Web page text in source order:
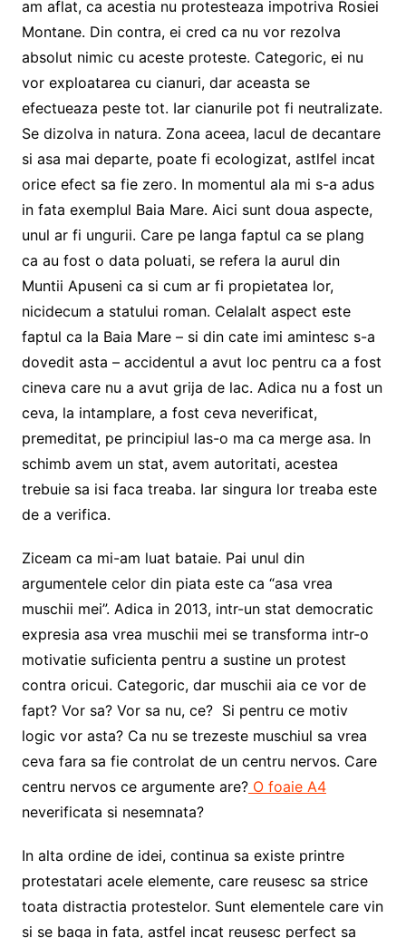
am aflat, ca acestia nu protesteaza impotriva Rosiei
Montane. Din contra, ei cred ca nu vor rezolva
absolut nimic cu aceste proteste. Categoric, ei nu
vor exploatarea cu cianuri, dar aceasta se
efectueaza peste tot. Iar cianurile pot fi neutralizate.
Se dizolva in natura. Zona aceea, lacul de decantare
si asa mai departe, poate fi ecologizat, astlfel incat
orice efect sa fie zero. In momentul ala mi s-a adus
in fata exemplul Baia Mare. Aici sunt doua aspecte,
unul ar fi ungurii. Care pe langa faptul ca se plang
ca au fost o data poluati, se refera la aurul din
Muntii Apuseni ca si cum ar fi propietatea lor,
nicidecum a statului roman. Celalalt aspect este
faptul ca la Baia Mare – si din cate imi amintesc s-a
dovedit asta – accidentul a avut loc pentru ca a fost
cineva care nu a avut grija de lac. Adica nu a fost un
ceva, la intamplare, a fost ceva neverificat,
premeditat, pe principiul las-o ma ca merge asa. In
schimb avem un stat, avem autoritati, acestea
trebuie sa isi faca treaba. Iar singura lor treaba este
de a verifica.
Ziceam ca mi-am luat bataie. Pai unul din
argumentele celor din piata este ca “asa vrea
muschii mei”. Adica in 2013, intr-un stat democratic
expresia asa vrea muschii mei se transforma intr-o
motivatie suficienta pentru a sustine un protest
contra oricui. Categoric, dar muschii aia ce vor de
fapt? Vor sa? Vor sa nu, ce? Si pentru ce motiv
logic vor asta? Ca nu se trezeste muschiul sa vrea
ceva fara sa fie controlat de un centru nervos. Care
centru nervos ce argumente are?O foaie A4
neverificata si nesemnata?
In alta ordine de idei, continua sa existe printre
protestatari acele elemente, care reusesc sa strice
toata distractia protestelor. Sunt elementele care vin
si se baga in fata, astfel incat reusesc perfect sa